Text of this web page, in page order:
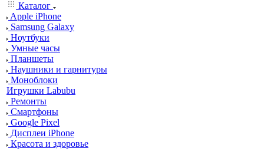
Каталог
Apple iPhone
Samsung Galaxy
Ноутбуки
Умные часы
Планшеты
Наушники и гарнитуры
Моноблоки
Игрушки Labubu
Ремонты
Смартфоны
Google Pixel
Дисплеи iPhone
Красота и здоровье